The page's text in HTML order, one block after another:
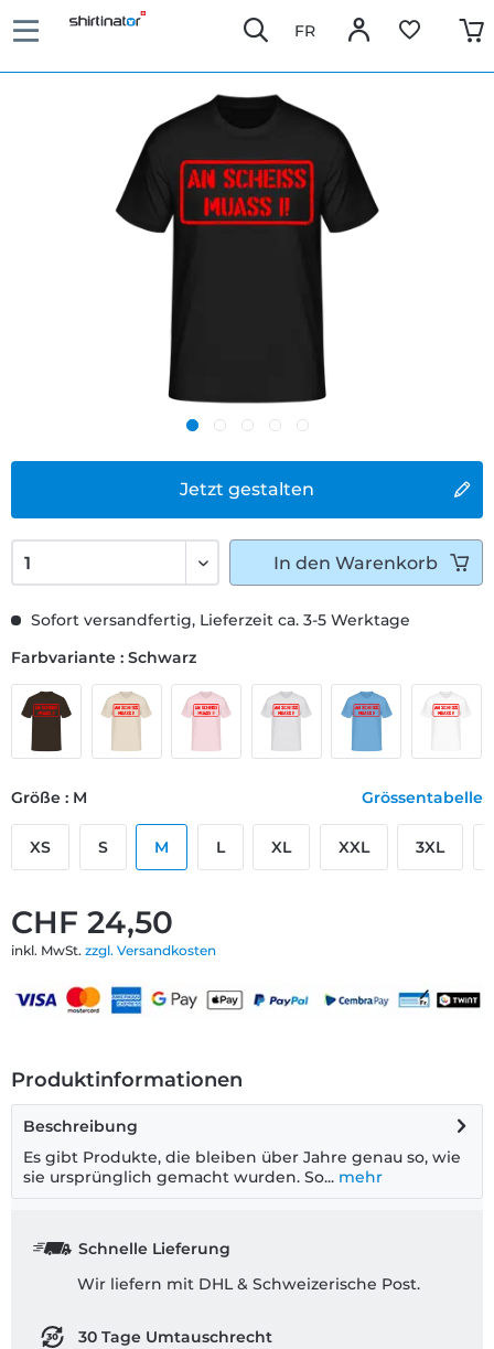
FR
Jetzt gestalten
CHF 24,50
inkl. MwSt. zzgl. Versandkosten
Sofort versandfertig, Lieferzeit ca. 3-5 Werktage
Farbvariante : Schwarz
Größe : M Grössentabelle
XS S M L XL XXL 3XL
In den Warenkorb
Produktinformationen
Beschreibung
Es gibt Produkte, die bleiben über Jahre genau so, wie
sie ursprünglich gemacht wurden. So... mehr
Schnelle Lieferung
Wir liefern mit DHL & Schweizerische Post.
30 Tage Umtauschrecht